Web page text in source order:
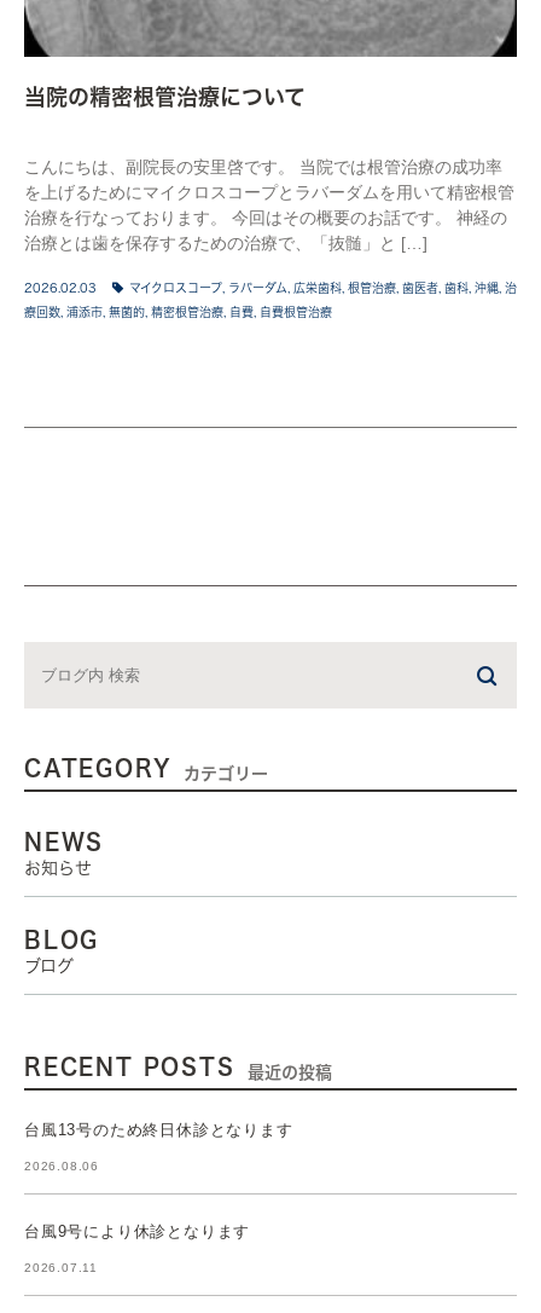
当院の精密根管治療について
こんにちは、副院長の安里啓です。 当院では根管治療の成功率
を上げるためにマイクロスコープとラバーダムを用いて精密根管
治療を行なっております。 今回はその概要のお話です。 神経の
治療とは歯を保存するための治療で、「抜髄」と […]
2026.02.03 マイクロスコープ ラバーダム 広栄歯科 根管治療 歯医者 歯科 沖縄 治
療回数 浦添市 無菌的 精密根管治療 自費 自費根管治療
CATEGORY カテゴリー
NEWS
お知らせ
BLOG
ブログ
RECENT POSTS 最近の投稿
台風13号のため終日休診となります
2026.08.06
台風9号により休診となります
2026.07.11